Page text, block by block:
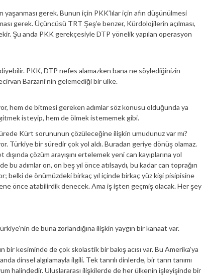
yaşanması gerek. Bunun için PKK’lılar için afın düşünülmesi
gerek. Üçüncüsü TRT Şeş’e benzer, Kürdolojilerin açılması,
Şu anda PKK gerekçesiyle DTP yönelik yapılan operasyon
PKK, DTP nefes alamazken bana ne söylediğinizin
Barzani’nin gelemediği bir ülke.
hem de bitmesi gereken adımlar söz konusu olduğunda ya
isteyip, hem de ölmek istememek gibi.
Kürt sorununun çözüleceğine ilişkin umudunuz var mı?
Türkiye bir süredir çok yol aldı. Buradan geriye dönüş olamaz.
çözüm arayışını ertelemek yeni can kayıplarına yol
bu adımlar on, on beş yıl önce atılsaydı, bu kadar can toprağın
belki de önümüzdeki birkaç yıl içinde birkaç yüz kişi pisipisine
önce atabilirdik denecek. Ama iş işten geçmiş olacak. Her şey
de buna zorlandığına ilişkin yaygın bir kanaat var.
kesiminde de çok skolastik bir bakış acısı var. Bu Amerika’ya
dinsel algılamayla ilgili. Tek tanrılı dinlerde, bir tanrı tanımı
halindedir. Uluslararası ilişkilerde de her ülkenin işleyişinde bir